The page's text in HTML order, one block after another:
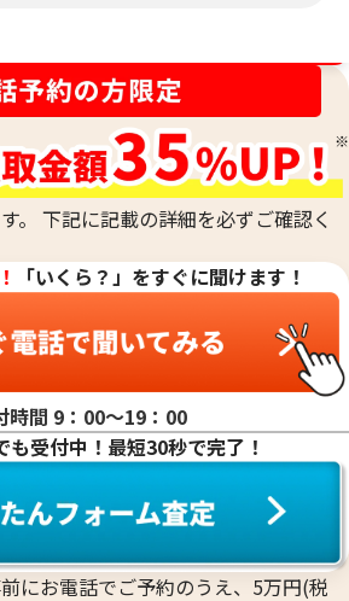
。 下記に記載の詳細を必ずご確認く
「いくら？」をすぐに聞けます！
時間 9：00〜19：00
も受付中！最短30秒で完了！
にお電話でご予約のうえ、5万円(税